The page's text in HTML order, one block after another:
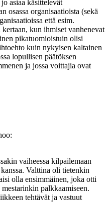
asiaa käsittelevät
osassa organisaatioista (sekä
että esim.
kun ihmiset vanhenevat
pikatuomioistuin olisi
kuin nykyisen kaltainen
lopullisen päätöksen
ja jossa voittajia ovat
vaiheessa kilpailemaan
Valttina oli tietenkin
olla ensimmäinen, joka otti
palkkaamiseen.
tehtävät ja vastuut